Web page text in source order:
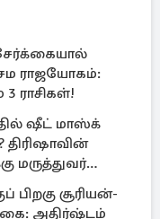
ராஜயோகம்:
ராசிகள்!
ஷீட் மாஸ்க்
திரிஷாவின்
மருத்துவர்
பிறகு சூரியன்-
அதிர்ஷ்டம்